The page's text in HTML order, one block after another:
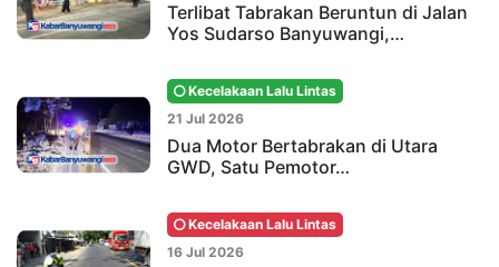
Terlibat Tabrakan Beruntun di Jalan
Yos Sudarso Banyuwangi,…
Kecelakaan Lalu Lintas
21 Jul 2026
Dua Motor Bertabrakan di Utara
GWD, Satu Pemotor…
Kecelakaan Lalu Lintas
16 Jul 2026